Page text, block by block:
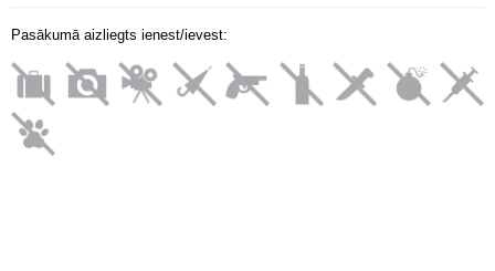
Pasākumā aizliegts ienest/ievest: